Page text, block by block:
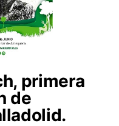
primera
de